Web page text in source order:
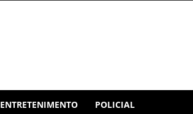
ENTRETENIMENTO POLICIAL